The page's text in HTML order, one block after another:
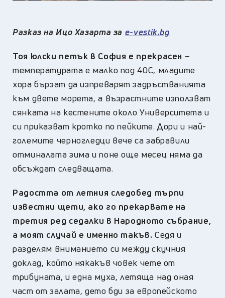
Разказ на Ицо Хазарта за e-vestik.bg
Тоя юлски петък в София е прекрасен –
температурата е малко под 40С, младите
хора бързат да изпреварят задръстванията
към двете морета, а възрастните използват
сянката на кестените около Университета и
си приказват кротко по пейките. Дори и най-
големите черногледци вече са забравили
отминалата зима и поне още месец няма да
обсъждат следващата.
Радостта от летния следобед търпи
известни щети, ако го прекарвате на
третия ред седалки в Народното събрание,
а моят случай е именно такъв. Седя и
разделям вниманието си между скучния
доклад, който някакъв човек чете от
трибуната, и една муха, летяща над оная
част от залата, дето бди за европейското